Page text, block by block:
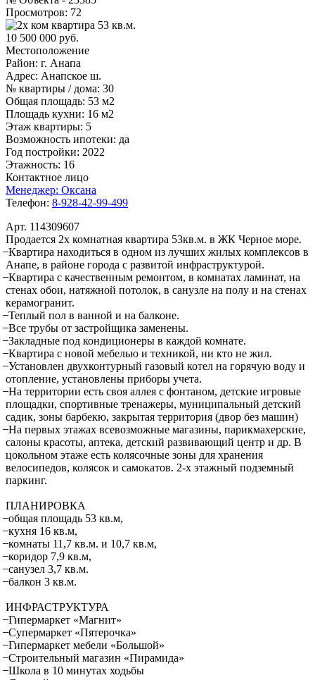
Просмотров: 72
10 500 000 руб.
Местоположение
Район: г. Анапа
Адрес: Анапское ш.
№ квартиры / дома: 30
Общая площадь: 53 м2
Площадь кухни: 16 м2
Этаж квартиры: 5
Возможность ипотеки: да
Год постройки: 2022
Этажность: 16
Контактное лицо
Менеджер: Оксана
Телефон: 8-928-42-99-499
Арт. 114309607
Продается 2х комнатная квартира 53кв.м. в ЖК Черное море.
̶ Квартира находиться в одном из лучших жилых комплексов в
Анапе, в районе города с развитой инфраструктурой.
̶ Квартира с качественным ремонтом, в комнатах ламинат, на
стенах обои, натяжной потолок, в санузле на полу и на стенах
керамогранит.
̶ Теплый пол в ванной и на балконе.
̶ Все трубы от застройщика заменены.
̶ Закладные под кондиционеры в каждой комнате.
̶ Квартира с новой мебелью и техникой, ни кто не жил.
̶ Установлен двухконтурный газовый котел на горячую воду и
отопление, установлены приборы учета.
̶ На территории есть своя аллея с фонтаном, детские игровые
площадки, спортивные тренажеры, муниципальный детский
садик, зоны барбекю, закрытая территория (двор без машин)
̶ На первых этажах всевозможные магазины, парикмахерские,
салоны красоты, аптека, детский развивающий центр и др. В
цокольном этаже есть колясочные зоны для хранения
велосипедов, колясок и самокатов. 2-х этажный подземный
паркинг.
ПЛАНИРОВКА
̶ общая площадь 53 кв.м,
̶ кухня 16 кв.м,
̶ комнаты 11,7 кв.м. и 10,7 кв.м,
̶ коридор 7,9 кв.м,
̶ санузел 3,7 кв.м.
̶ балкон 3 кв.м.
ИНФРАСТРУКТУРА
̶ Гипермаркет «Магнит»
̶ Супермаркет «Пятерочка»
̶ Гипермаркет мебели «Большой»
̶ Строительный магазин «Пирамида»
̶ Школа в 10 минутах ходьбы